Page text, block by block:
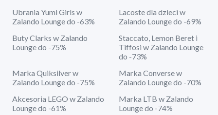
Ubrania Yumi Girls w
Zalando Lounge do -63%
Lacoste dla dzieci w
Zalando Lounge do -69%
Buty Clarks w Zalando
Lounge do -75%
Staccato, Lemon Beret i
Tiffosi w Zalando Lounge
do -73%
Marka Quiksilver w
Zalando Lounge do -75%
Marka Converse w
Zalando Lounge do -70%
Akcesoria LEGO w Zalando
Lounge do -61%
Marka LTB w Zalando
Lounge do -74%